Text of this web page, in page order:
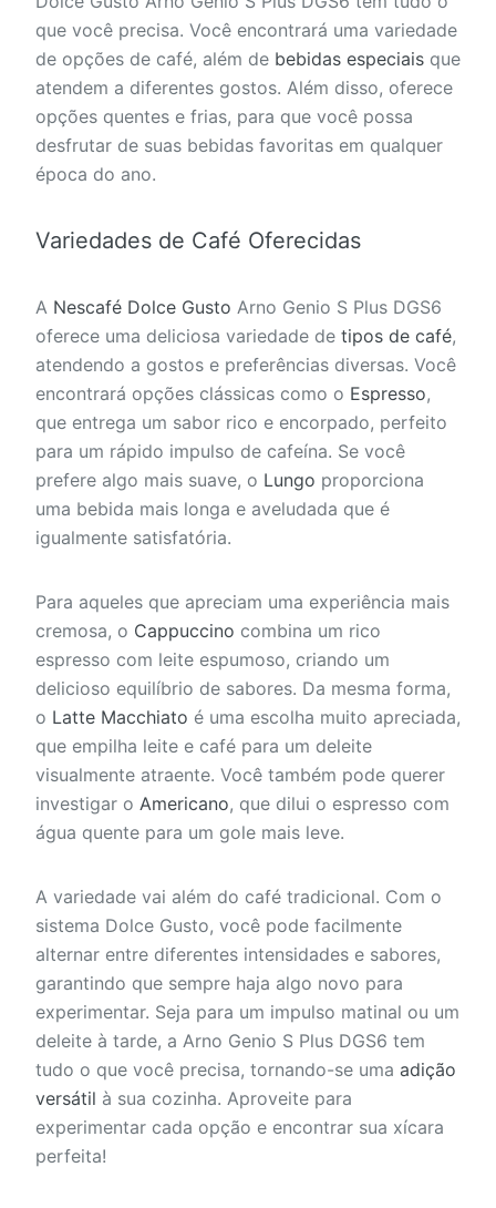
que você precisa. Você encontrará uma variedade
de opções de café, além de bebidas especiais que
atendem a diferentes gostos. Além disso, oferece
opções quentes e frias, para que você possa
desfrutar de suas bebidas favoritas em qualquer
época do ano.
Variedades de Café Oferecidas
A Nescafé Dolce Gusto Arno Genio S Plus DGS6
oferece uma deliciosa variedade de tipos de café,
atendendo a gostos e preferências diversas. Você
encontrará opções clássicas como o Espresso,
que entrega um sabor rico e encorpado, perfeito
para um rápido impulso de cafeína. Se você
prefere algo mais suave, o Lungo proporciona
uma bebida mais longa e aveludada que é
igualmente satisfatória.
Para aqueles que apreciam uma experiência mais
cremosa, o Cappuccino combina um rico
espresso com leite espumoso, criando um
delicioso equilíbrio de sabores. Da mesma forma,
o Latte Macchiato é uma escolha muito apreciada,
que empilha leite e café para um deleite
visualmente atraente. Você também pode querer
investigar o Americano, que dilui o espresso com
água quente para um gole mais leve.
A variedade vai além do café tradicional. Com o
sistema Dolce Gusto, você pode facilmente
alternar entre diferentes intensidades e sabores,
garantindo que sempre haja algo novo para
experimentar. Seja para um impulso matinal ou um
deleite à tarde, a Arno Genio S Plus DGS6 tem
tudo o que você precisa, tornando-se uma adição
versátil à sua cozinha. Aproveite para
experimentar cada opção e encontrar sua xícara
perfeita!